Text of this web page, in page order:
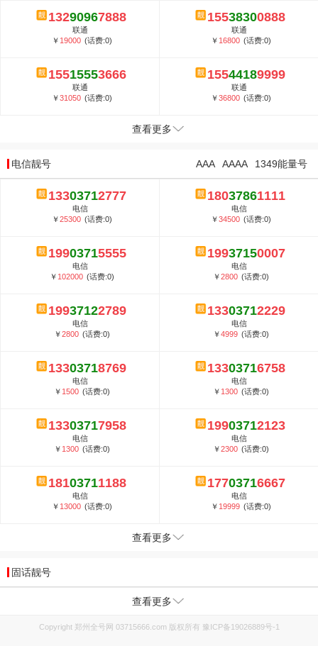
13290967888
联通
￥ 19000 (话费:0)
15538300888
联通
￥ 16800 (话费:0)
15515553666
联通
￥31050 (话费:0)
15544189999
联通
￥36800 (话费:0)
查看更多
电信靓号 1349能量号
AAAA
AAA
13303712777
电信
￥25300 (话费:0)
18037861111
电信
￥34500 (话费:0)
19903715555
电信
￥ 102000 (话费:0)
19937150007
电信
￥2800 (话费:0)
19937122789
电信
￥2800 (话费:0)
13303712229
电信
￥4999 (话费:0)
13303718769
电信
￥ 1500 (话费:0)
13303716758
电信
￥ 1300 (话费:0)
13303717958
电信
￥ 1300 (话费:0)
19903712123
电信
￥2300 (话费:0)
18103711188
电信
￥ 13000 (话费:0)
17703716667
电信
￥ 19999 (话费:0)
查看更多
固话靓号
查看更多
Copyright 郑州全号网 03715666.com 版权所有 豫ICP备19026889号-1